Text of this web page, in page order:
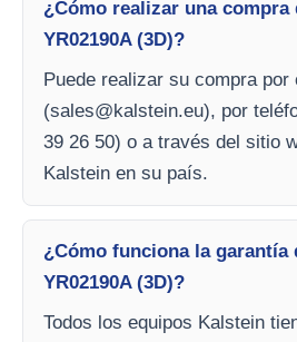
¿Cómo realizar una compra
YR02190A (3D)?
Puede realizar su compra
(sales@kalstein.eu), por
39 26 50) o a través del sitio
Kalstein en su país.
¿Cómo funciona la garantía
YR02190A (3D)?
Todos los equipos Kalstein